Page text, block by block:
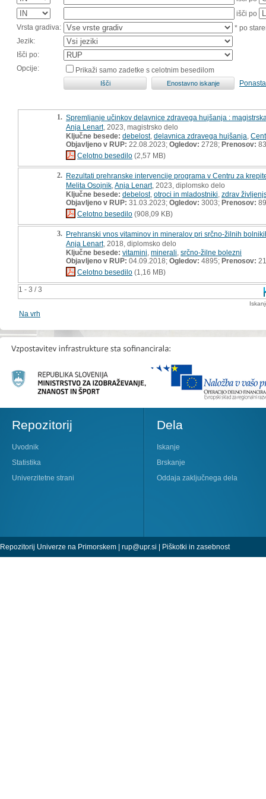
išči po
Vrsta gradiva:
* po
Jezik:
Išči po:
Opcije:
Prikaži samo zadetke s celotnim besedilom
1 - 3 / 3
1. Spremljanje učinkov delavnice zdravega hujšanja :
Anja Lenart, 2023, magistrsko delo
Ključne besede: debelost, delavnica zdravega hujšanja
Objavljeno v RUP: 22.08.2023; Ogledov: 2728; Prenosov: 83
Celotno besedilo (2,57 MB)
2. Rezultati prehranske intervencije programa v Centru za
Melita Osojnik Anja Lenart, 2023, diplomsko delo
Ključne besede: debelost, otroci in mladostniki zdrav
Objavljeno v RUP: 31.03.2023; Ogledov: 3003; Prenosov: 89
Celotno besedilo (908,09 KB)
3. Prehranski vnos vitaminov in mineralov pri srčno-žilnih
Anja Lenart, 2018, diplomsko delo
Ključne besede: vitamini minerali srčno-žilne bolezni
Objavljeno v RUP: 04.09.2018; Ogledov: 4895; Prenosov:
Celotno besedilo (1,16 MB)
Na vrh
Repozitorij
Uvodnik
Statistika
Univerzitetne strani
Dela
Iskanje
Brskanje
Oddaja zaključnega dela
Repozitorij Univerze na Primorskem | rup@upr.si | Piškotki in zasebnost